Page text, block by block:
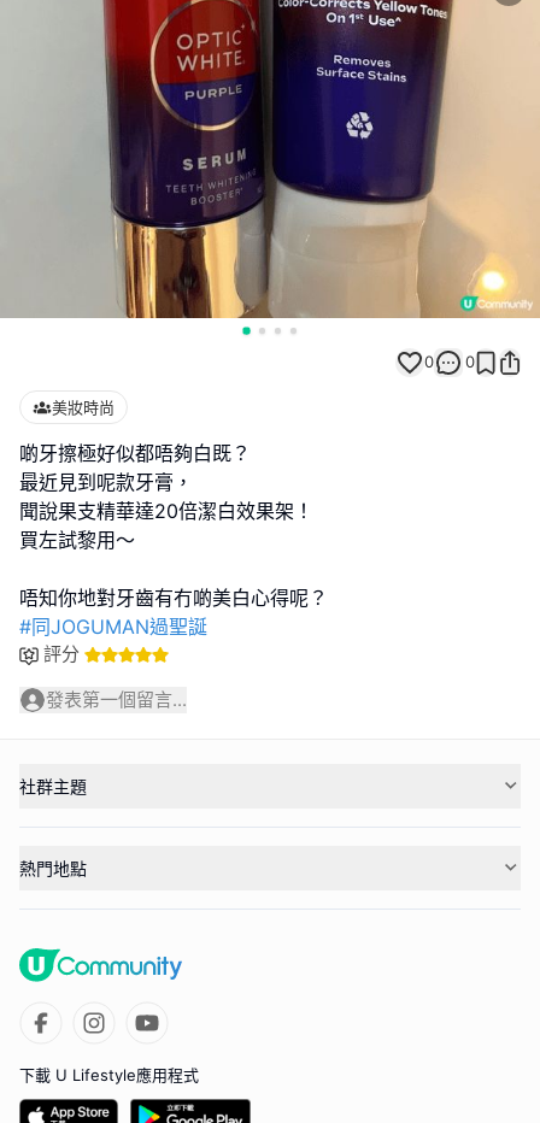
0 0
美妝時尚
啲牙擦極好似都唔夠白既？
最近見到呢款牙膏，
聞說果支精華達20倍潔白效果架！
買左試黎用～
#同JOGUMAN過聖誕
評分
發表第一個留言...
社群主題
熱門地點
下載 U Lifestyle應用程式